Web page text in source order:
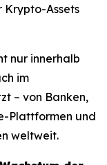
Krypto-Assets
nur innerhalb
im
– von Banken,
Plattformen und
weltweit.